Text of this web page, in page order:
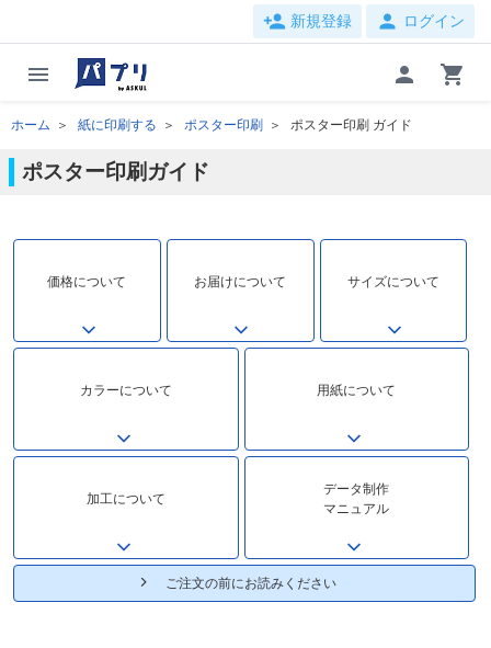
person_add 新規登録 person ログイン
menu person shopping_cart
ホーム 紙に印刷する ポスター印刷 ポスター印刷 ガイド
ポスター印刷ガイド
価格について お届けについて サイズについて
カラーについて 用紙について
加工について
データ制作
マニュアル
ご注文の前にお読みください